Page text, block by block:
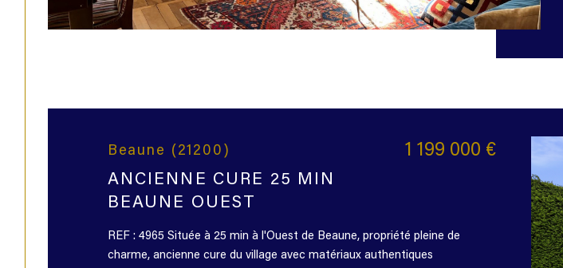
Beaune (21200)
ANCIENNE CURE 25 MIN
BEAUNE OUEST
1 199 000 €
REF : 4965 Située à 25 min à l'Ouest de Beaune, propriété pleine de
charme, ancienne cure du village avec matériaux authentiques